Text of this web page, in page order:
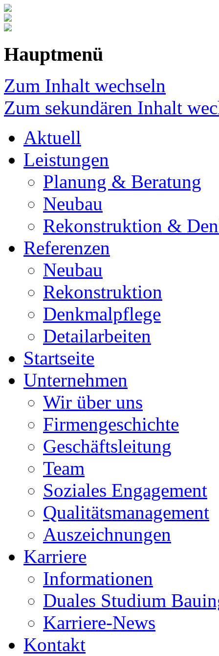
Hauptmenü
Zum Inhalt wechseln
Zum sekundären Inhalt
Aktuell
Leistungen
Planung & Beratung
Neubau
Rekonstruktion &
Referenzen
Neubau
Rekonstruktion
Denkmalpflege
Detailarbeiten
Startseite
Unternehmen
Wir über uns
Firmengeschichte
Geschäftsleitung
Team
Soziales Engagement
Qualitätsmanagement
Auszeichnungen
Karriere
Informationen
Duales Studium
Karriere-News
Kontakt